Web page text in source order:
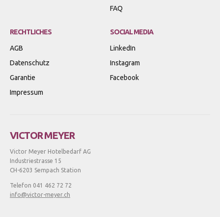
FAQ
RECHTLICHES
AGB
Datenschutz
Garantie
Impressum
SOCIAL MEDIA
LinkedIn
Instagram
Facebook
VICTOR MEYER
Victor Meyer Hotelbedarf AG
Industriestrasse 15
CH-6203 Sempach Station
Telefon 041 462 72 72
info@victor-meyer.ch